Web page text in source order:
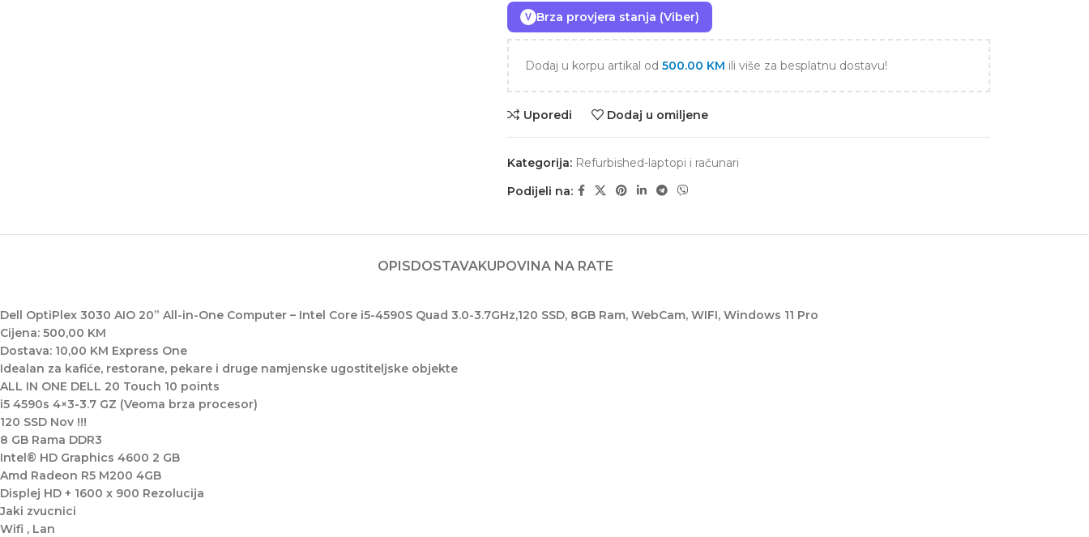
V Brza provjera stanja (Viber)
Dodaj u korpu artikal od 500.00 KM ili više za besplatnu dostavu!
Uporedi Dodaj u omiljene
Kategorija: Refurbished-laptopi i računari
Podijeli na:
OPISDOSTAVAKUPOVINA NA RATE
Dell OptiPlex 3030 AIO 20” All-in-One Computer – Intel Core i5-4590S Quad 3.0-3.7GHz,120 SSD, 8GB Ram, WebCam, WIFI, Windows 11 Pro
Cijena: 500,00 KM
Dostava: 10,00 KM Express One
Idealan za kafiće, restorane, pekare i druge namjenske ugostiteljske objekte
ALL IN ONE DELL 20 Touch 10 points
i5 4590s 4×3-3.7 GZ (Veoma brza procesor)
120 SSD Nov !!!
8 GB Rama DDR3
Intel® HD Graphics 4600 2 GB
Amd Radeon R5 M200 4GB
Displej HD + 1600 x 900 Rezolucija
Jaki zvucnici
Wifi , Lan